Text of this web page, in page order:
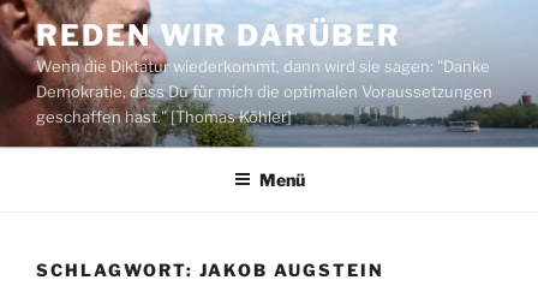
Zum
Inhalt
springen
REDEN WIR DARÜBER
Wenn die Diktatur wiederkommt, dann wird sie sagen: "Danke
Demokratie, dass Du für mich die optimalen Voraussetzungen
geschaffen hast." [Thomas Köhler]
Menü
SCHLAGWORT: JAKOB AUGSTEIN